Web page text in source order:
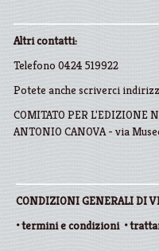
Altri contatti:
Telefono 0424 519922
Potete anche scriverci
COMITATO PER L'EDIZIONE
ANTONIO CANOVA - via
CONDIZIONI GENERALI DI
•termini e condizioni•